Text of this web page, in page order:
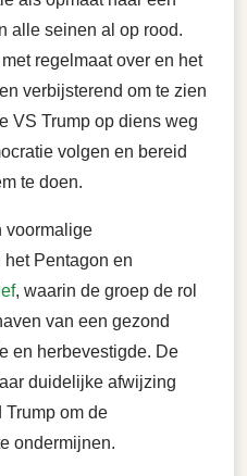
alle seinen al op rood.
regelmaat over en het
verbijsterend om te zien
VS Trump op diens weg
volgen en bereid
te doen.
voormalige
Pentagon en
, waarin de groep de rol
van een gezond
en herbevestigde. De
duidelijke afwijzing
om de
ondermijnen.